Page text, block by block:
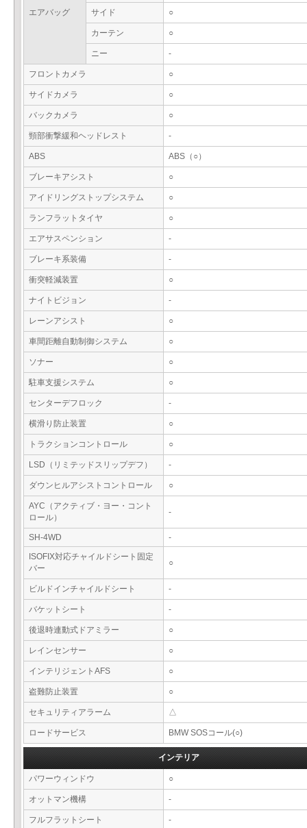
エアバッグ サイド ○
カーテン ○
ニー -
フロントカメラ ○
サイドカメラ ○
バックカメラ ○
頸部衝撃緩和ヘッドレスト -
ABS ABS（○）
ブレーキアシスト ○
アイドリングストップシステム ○
ランフラットタイヤ ○
エアサスペンション -
ブレーキ系装備 -
衝突軽減装置 ○
ナイトビジョン -
レーンアシスト ○
車間距離自動制御システム ○
ソナー ○
駐車支援システム ○
センターデフロック -
横滑り防止装置 ○
トラクションコントロール ○
LSD（リミテッドスリップデフ） -
ダウンヒルアシストコントロール ○
AYC（アクティブ・ヨー・コント
ロール）
-
SH-4WD
-
ISOFIX対応チャイルドシート固定
バー
○
ビルドインチャイルドシート -
バケットシート -
後退時連動式ドアミラー ○
レインセンサー ○
インテリジェントAFS ○
盗難防止装置 ○
セキュリティアラーム △
ロードサービス BMW SOSコール(○)
インテリア
パワーウィンドウ ○
オットマン機構 -
フルフラットシート -